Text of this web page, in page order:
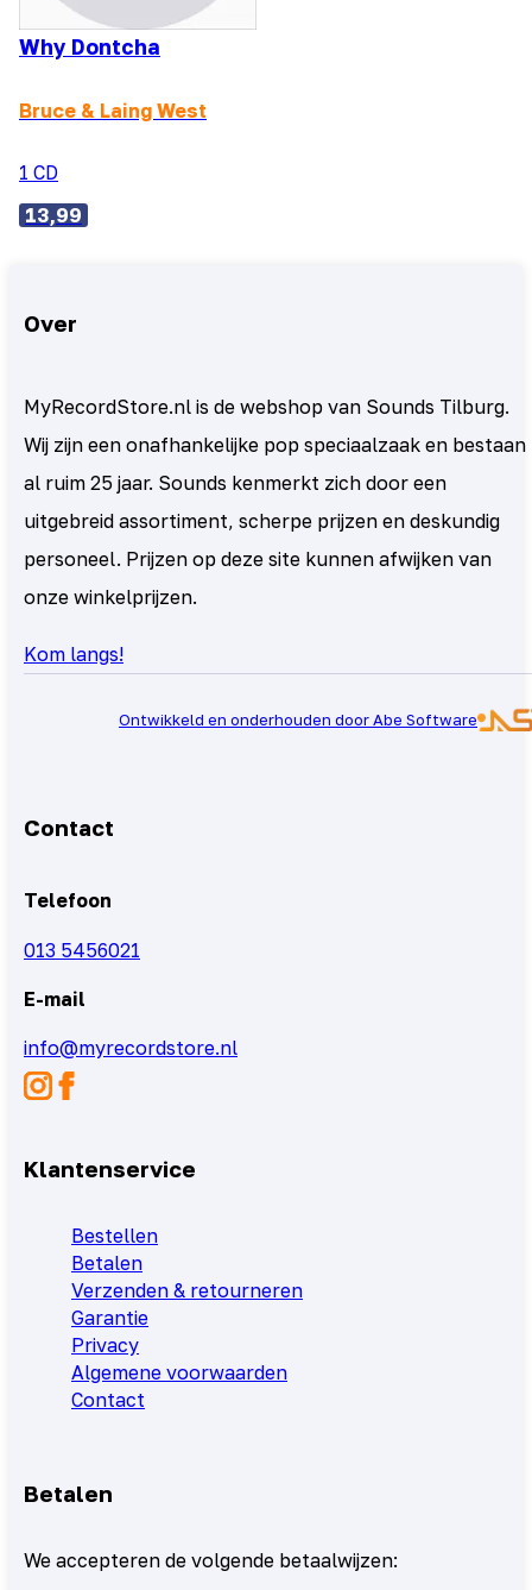
Why Dontcha
Bruce & Laing West
1 CD
13,99
Over
MyRecordStore.nl is de webshop van Sounds Tilburg.
Wij zijn een onafhankelijke pop speciaalzaak en bestaan
al ruim 25 jaar. Sounds kenmerkt zich door een
uitgebreid assortiment, scherpe prijzen en deskundig
personeel. Prijzen op deze site kunnen afwijken van
onze winkelprijzen.
Kom langs!
Ontwikkeld en onderhouden door Abe Software
Contact
Telefoon
013 5456021
E-mail
info@myrecordstore.nl
Klantenservice
Bestellen
Betalen
Verzenden & retourneren
Garantie
Privacy
Algemene voorwaarden
Contact
Betalen
We accepteren de volgende betaalwijzen: